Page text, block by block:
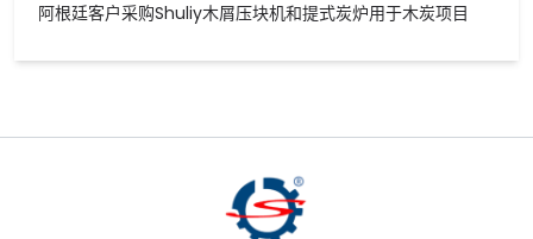
阿根廷客户采购Shuliy木屑压块机和提式炭炉用于木炭项目